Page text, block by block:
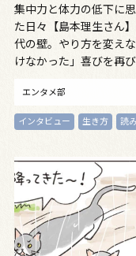
集中力と体力の低下に
た日々【島本理生さん
代の壁。やり方を変え
けなかった」喜びを再び
エンタメ部
インタビュー 生き方 読